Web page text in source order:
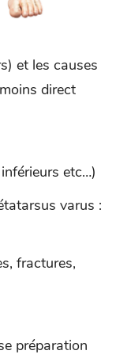
et les causes
direct
etc…)
varus :
fractures,
préparation